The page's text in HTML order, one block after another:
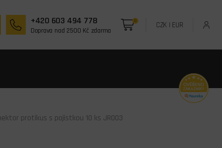
+420 603 494 778
Doprava nad 2500 Kč zdarma
0 CZK | EUR
protikus s pojistkou 10 ks JR003